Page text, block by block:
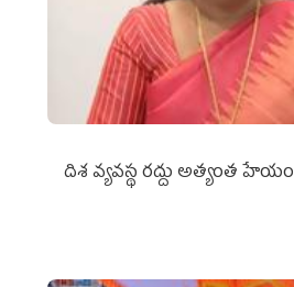
దిశ వ్యవస్థ రద్దు అత్యంత హేయం